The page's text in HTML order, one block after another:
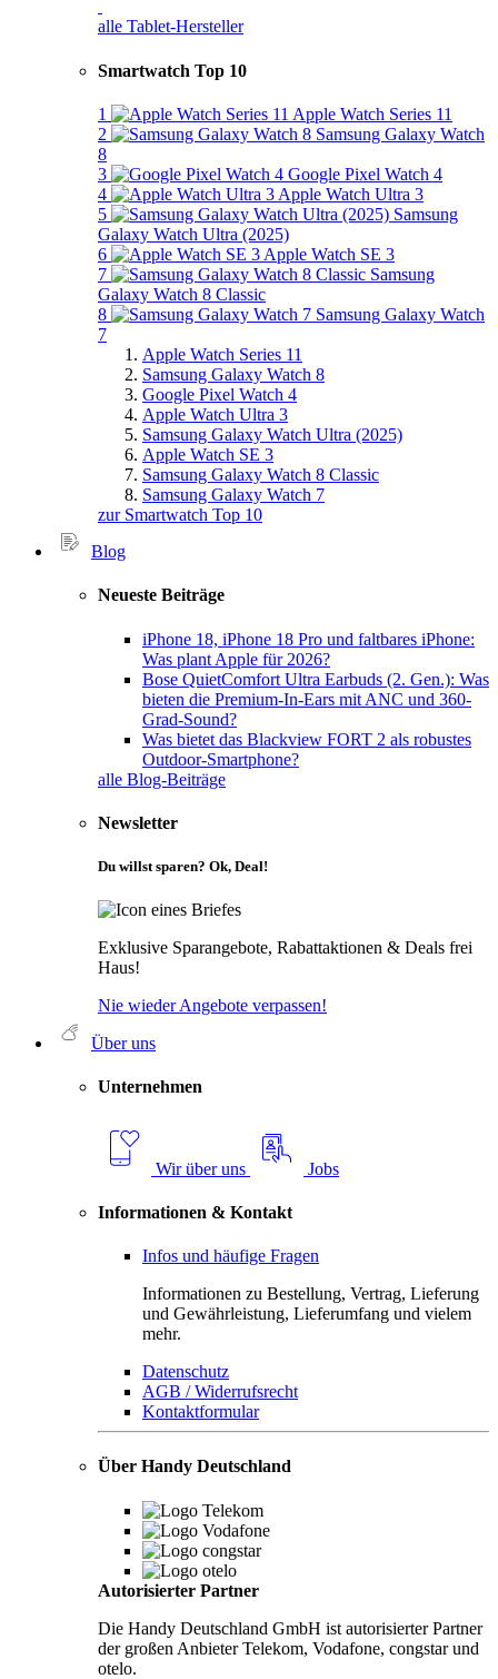
alle Tablet-Hersteller
Smartwatch Top 10
1
Apple Watch Series 11
2
Samsung Galaxy Watch
8
3
Google Pixel Watch 4
4
Apple Watch Ultra 3
5
Samsung
Galaxy Watch Ultra (2025)
6
Apple Watch SE 3
7
Samsung
Galaxy Watch 8 Classic
8
Samsung Galaxy Watch
7
Apple Watch Series 11
Samsung Galaxy Watch 8
Google Pixel Watch 4
Apple Watch Ultra 3
Samsung Galaxy Watch Ultra (2025)
Apple Watch SE 3
Samsung Galaxy Watch 8 Classic
Samsung Galaxy Watch 7
zur Smartwatch Top 10
Blog
Neueste Beiträge
iPhone 18, iPhone 18 Pro und faltbares iPhone:
Was plant Apple für 2026?
Bose QuietComfort Ultra Earbuds (2. Gen.): Was
bieten die Premium-In-Ears mit ANC und 360-
Grad-Sound?
Was bietet das Blackview FORT 2 als robustes
Outdoor-Smartphone?
alle Blog-Beiträge
Newsletter
Du willst sparen? Ok, Deal!
Exklusive Sparangebote, Rabattaktionen & Deals frei
Haus!
Nie wieder Angebote verpassen!
Über uns
Unternehmen
Wir über uns Jobs
Informationen & Kontakt
Infos und häufige Fragen
Informationen zu Bestellung, Vertrag, Lieferung
und Gewährleistung, Lieferumfang und vielem
mehr.
Datenschutz
AGB / Widerrufsrecht
Kontaktformular
Über Handy Deutschland
Autorisierter Partner
Die Handy Deutschland GmbH ist autorisierter Partner
der großen Anbieter Telekom, Vodafone, congstar und
otelo.